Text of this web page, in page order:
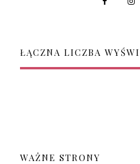
ŁĄCZNA LICZBA
WAŻNE STRONY